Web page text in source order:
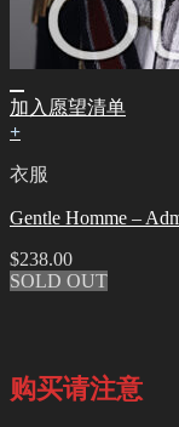
加入愿望清单
+
衣服
Gentle Homme –
$238.00
SOLD OUT
购买请注意